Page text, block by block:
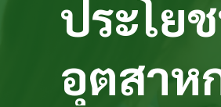
ประโย
อุตสาห